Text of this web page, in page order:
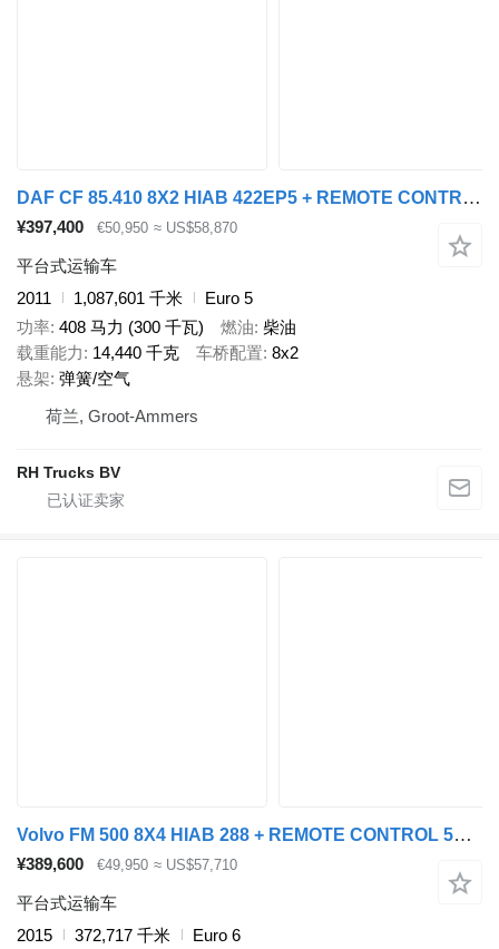
DAF CF 85.410 8X2 HIAB 422EP5 + REMOTE CONTROL
¥397,400 €50,950 ≈ US$58,870
平台式运输车
2011
1,087,601 千米
Euro 5
功率 408 马力 (300 千瓦) 燃油 柴油
载重能力
14,440 千克 车桥配置 8x2
悬架 弹簧/空气
荷兰, Groot-Ammers
RH Trucks BV
Volvo FM 500 8X4 HIAB 288 + REMOTE CONTROL 5TH + 6TH FUNCTION
¥389,600 €49,950 ≈ US$57,710
平台式运输车
2015
372,717 千米
Euro 6